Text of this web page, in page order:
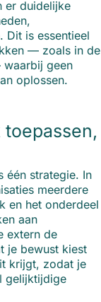
er duidelijke
Dit is essentieel
— zoals in de
geen
oplossen.
één strategie. In
meerdere
en het onderdeel
aan
extern de
je bewust kiest
krijgt, zodat je
gelijktijdige